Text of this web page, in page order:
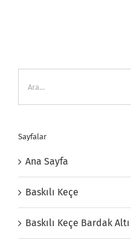
Sayfalar
Ana Sayfa
Baskılı Keçe
Baskılı Keçe Bardak Altı